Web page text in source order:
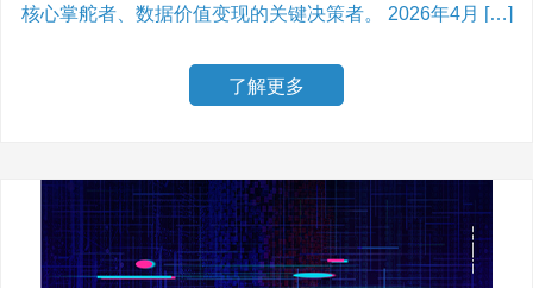
核心掌舵者、数据价值变现的关键决策者。 2026年4月 […]
了解更多